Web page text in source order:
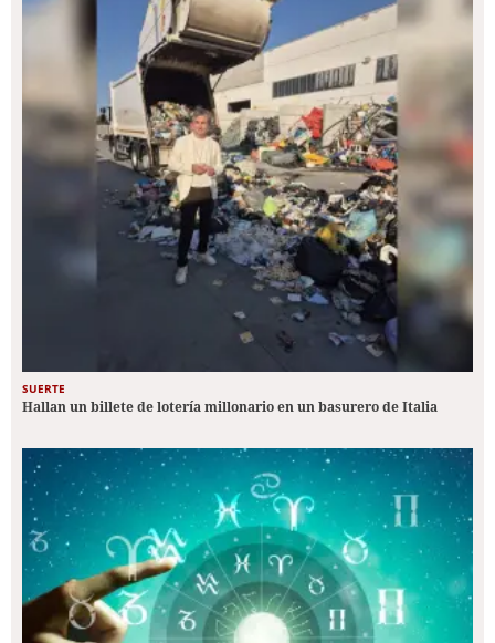
SUERTE
Hallan un billete de lotería millonario en un basurero de Italia